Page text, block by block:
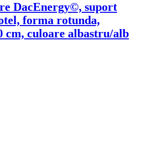
DacEnergy©, suport
forma rotunda,
cm, culoare albastru/alb